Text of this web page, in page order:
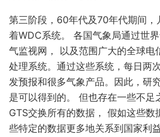
第三阶段，60年代及70年代期间，
着WDC系统。 各国气象局通过世
气监视网， 以及范围广大的全球电
处理系统。通过这些系统，每日两
发预报和很多气象产品。因此，研
是可以得到的。 但也存在一些不足
GTS交换所有的数据， 假如这些数
些特定的数据更多地关系到国家利